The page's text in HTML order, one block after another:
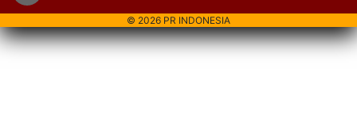
© 2026 PR INDONESIA